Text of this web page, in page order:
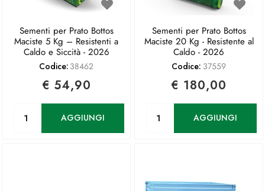
Sementi per Prato Bottos
Maciste 5 Kg – Resistenti a
Caldo e Siccità - 2026
Codice: 38462
€ 54,90
AGGIUNGI
Sementi per Prato Bottos
Maciste 20 Kg - Resistente al
Caldo - 2026
Codice: 37559
€ 180,00
AGGIUNGI